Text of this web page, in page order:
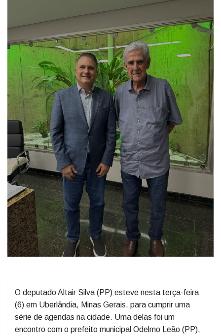
O deputado Altair Silva (PP) esteve nesta terça-feira